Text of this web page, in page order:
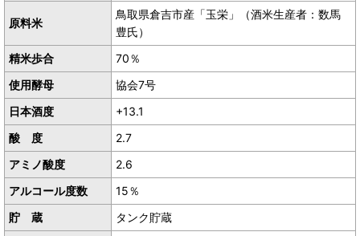
原料米
鳥取県倉吉市産「玉栄」（酒米生産者：数馬
豊氏）
精米歩合
70％
使用酵母
協会7号
日本酒度
+13.1
酸 度
2.7
アミノ酸度
2.6
アルコール度数
15％
貯 蔵
タンク貯蔵